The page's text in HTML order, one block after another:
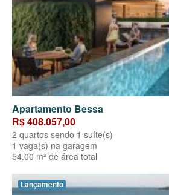
Apartamento Bessa
R$ 408.057,00
2 quartos sendo 1 suíte(s)
1 vaga(s) na garagem
54.00 m² de área total
Lançamento